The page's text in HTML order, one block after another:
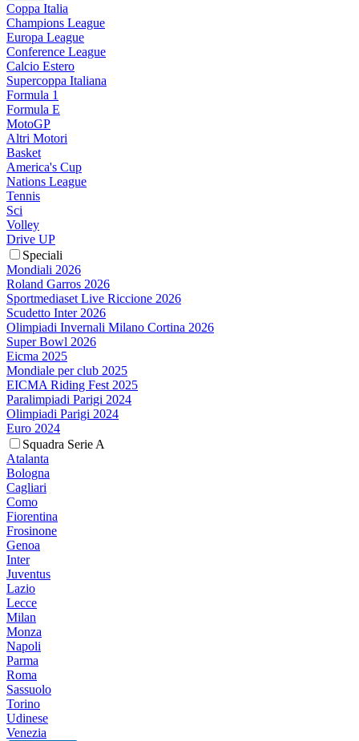
Coppa Italia
Champions League
Europa League
Conference League
Calcio Estero
Supercoppa Italiana
Formula 1
Formula E
MotoGP
Altri Motori
Basket
America's Cup
Nations League
Tennis
Sci
Volley
Drive UP
Speciali
Mondiali 2026
Roland Garros 2026
Sportmediaset Live Riccione 2026
Scudetto Inter 2026
Olimpiadi Invernali Milano Cortina 2026
Super Bowl 2026
Eicma 2025
Mondiale per club 2025
EICMA Riding Fest 2025
Paralimpiadi Parigi 2024
Olimpiadi Parigi 2024
Euro 2024
Squadra Serie A
Atalanta
Bologna
Cagliari
Como
Fiorentina
Frosinone
Genoa
Inter
Juventus
Lazio
Lecce
Milan
Monza
Napoli
Parma
Roma
Sassuolo
Torino
Udinese
Venezia